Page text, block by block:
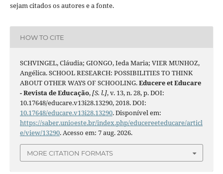
sejam citados os autores e a fonte.
HOW TO CITE
SCHVINGEL, Cláudia; GIONGO, Ieda Maria; VIER MUNHOZ,
Angélica. SCHOOL RESEARCH: POSSIBILITIES TO THINK
ABOUT OTHER WAYS OF SCHOOLING.Educere et Educare
- Revista de Educação,[S. l.], v. 13, n. 28, p. DOI:
10.17648/educare.v13i28.13290, 2018. DOI:
10.17648/educare.v13i28.13290. Disponível em:
https://saber.unioeste.br/index.php/educereeteducare/articl
e/view/13290. Acesso em: 7 aug. 2026.
MORE CITATION FORMATS